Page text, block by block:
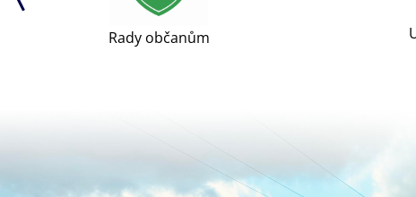
Rady občanům